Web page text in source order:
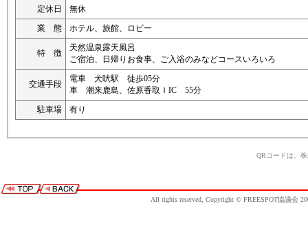
定休日
無休
業 態
ホテル、旅館、ロビー
特 徴
天然温泉露天風呂
ご宿泊、日帰りお食事、ご入浴のみなどコースいろいろ
交通手段
電車 犬吠駅 徒歩05分
車 潮来鹿島、佐原香取ＩIC 55分
駐車場
有り
QRコードは、
All rights reserved, Copyright © FREESPOT協議会